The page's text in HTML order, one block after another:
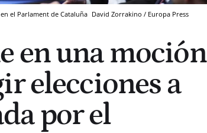
el Parlament de Cataluña David Zorrakino / Europa Press
en una moción
elecciones a
por el